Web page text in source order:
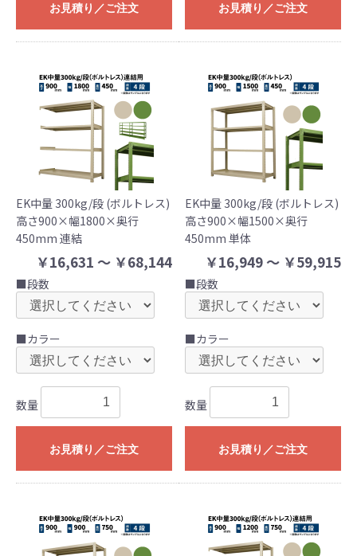
お見積り／ご注文 お見積り／ご注文
EK中量 300kg/段 (ボルトレス)
高さ900×幅1800×奥行
450mm 連結
￥16,631 ～ ￥68,144
■段数
■カラー
数量
お見積り／ご注文
EK中量 300kg/段 (ボルトレス)
高さ900×幅1500×奥行
450mm 単体
￥16,949 ～ ￥59,915
■段数
■カラー
数量
お見積り／ご注文